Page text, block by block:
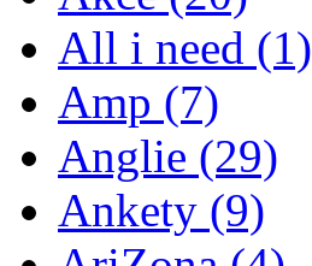
All i need (1)
Amp (7)
Anglie (29)
Ankety (9)